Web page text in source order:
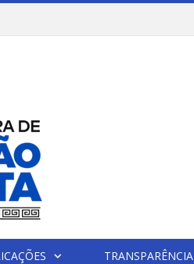
TRANSPARÊNCIA